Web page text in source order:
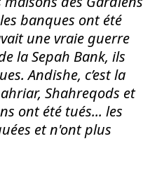
banques ont été
une vraie guerre
la Sepah Bank, ils
Andishe, c’est la
Shahreqods et
ont été tués... les
et n'ont plus